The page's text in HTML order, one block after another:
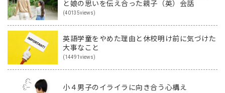
と娘の思いを伝え合った親子（英）会話
(40135views)
英語学童をやめた理由と休校明け前に気づけた
大事なこと
(14491views)
小４男子のイライラに向き合う心構え